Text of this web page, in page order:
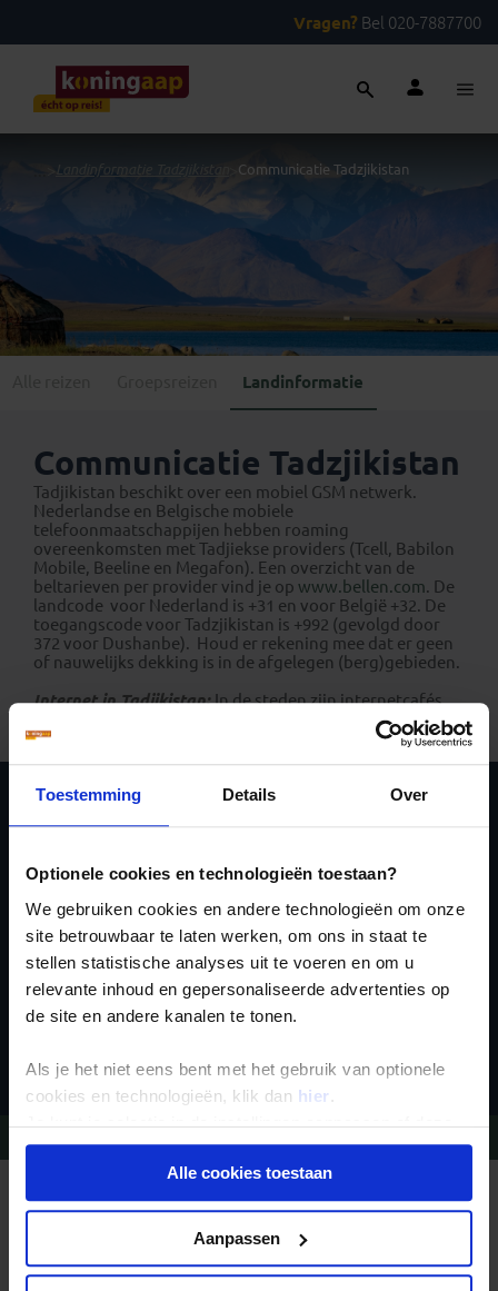
Toestemming Details Over
Optionele cookies en technologieën toestaan?
We gebruiken cookies en andere technologieën om onze
site betrouwbaar te laten werken, om ons in staat te
stellen statistische analyses uit te voeren en om u
relevante inhoud en gepersonaliseerde advertenties op
de site en andere kanalen te tonen.
Als je het niet eens bent met het gebruik van optionele
cookies en technologieën, klik dan hier .
Je kunt je selectie in de instellingen aanpassen of deze
onder aan de pagina op elk gewenst moment voor de
toekomst wijzigen.Alle cookies toestaan
Aanpassen
Vragen? Bel 020-7887700
Landinformatie Tadzjikistan Communicatie Tadzjikistan
Landinformatie
Communicatie Tadzjikistan
Tadjikistan beschikt over een mobiel GSM netwerk.
Nederlandse en Belgische mobiele
telefoonmaatschappijen hebben roaming
overeenkomsten met Tadjiekse providers (Tcell, Babilon
Mobile, Beeline en Megafon). Een overzicht van de
beltarieven per provider vind je op www.bellen.com. De
landcode voor Nederland is +31 en voor België +32. De
toegangscode voor Tadzjikistan is +992 (gevolgd door
372 voor Dushanbe). Houd er rekening mee dat er geen
of nauwelijks dekking is in de afgelegen (berg)gebieden.
Internet in Tadjikistan: In de steden zijn internetcafés.
Schrijf je in voor de
nieuwsbrief
REIZEN MET KONING AAP
Waarom Koning Aap?
Vacatures